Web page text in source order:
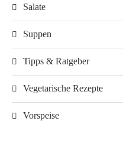
Salate
Suppen
Tipps & Ratgeber
Vegetarische Rezepte
Vorspeise